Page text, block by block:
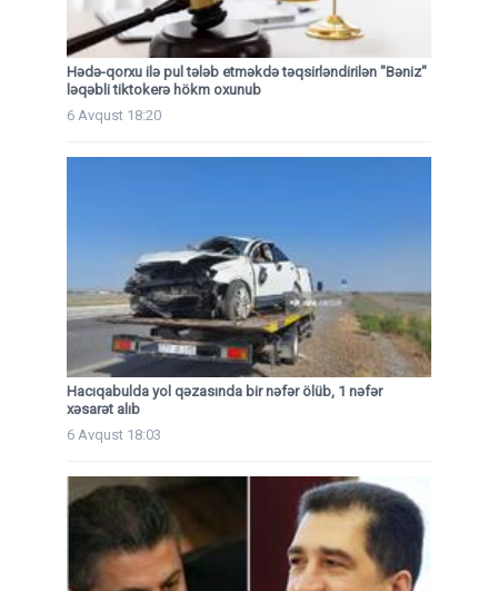
Hədə-qorxu ilə pul tələb etməkdə təqsirləndirilən "Bəniz"
ləqəbli tiktokerə hökm oxunub
6 Avqust 18:20
Hacıqabulda yol qəzasında bir nəfər ölüb, 1 nəfər
xəsarət alıb
6 Avqust 18:03